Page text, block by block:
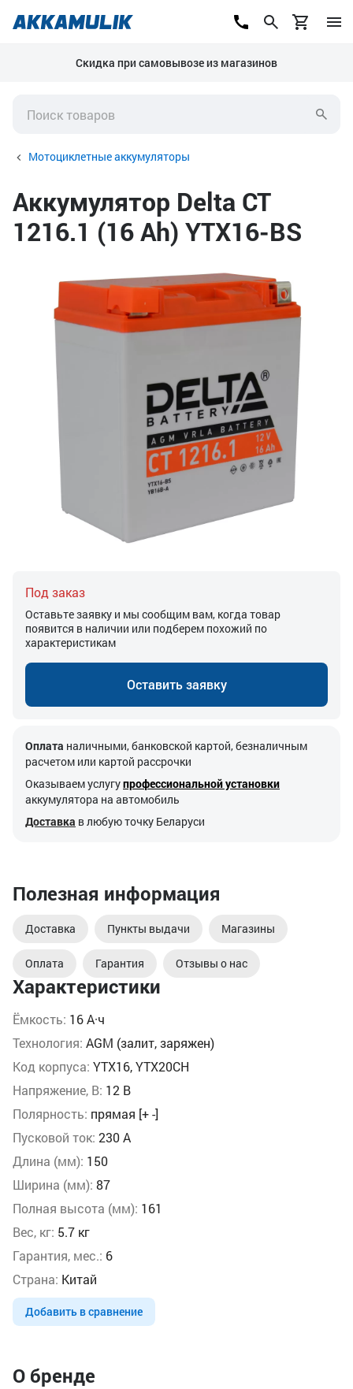
Скидка при самовывозе из магазинов
Мотоциклетные аккумуляторы
Аккумулятор Delta CT
1216.1 (16 Ah) YTX16-BS
Характеристики
Ёмкость: 16 А·ч
Технология: AGM (залит, заряжен)
Код корпуса: YTX16, YTX20CH
Напряжение, В: 12 В
Полярность: прямая [+ -]
Пусковой ток: 230 А
Длина (мм): 150
Ширина (мм): 87
Полная высота (мм): 161
Вес, кг: 5.7 кг
Гарантия, мес.: 6
Страна: Китай
Добавить в сравнение
Под заказ
Оставьте заявку и мы сообщим вам, когда товар
появится в наличии или подберем похожий по
характеристикам
Оставить заявку
Оплата наличными, банковской картой, безналичным
расчетом или картой рассрочки
Оказываем услугупрофессиональной установки
аккумулятора на автомобиль
Доставка в любую точку Беларуси
Полезная информация
Доставка Пункты выдачи Магазины
Оплата Гарантия Отзывы о нас
О бренде